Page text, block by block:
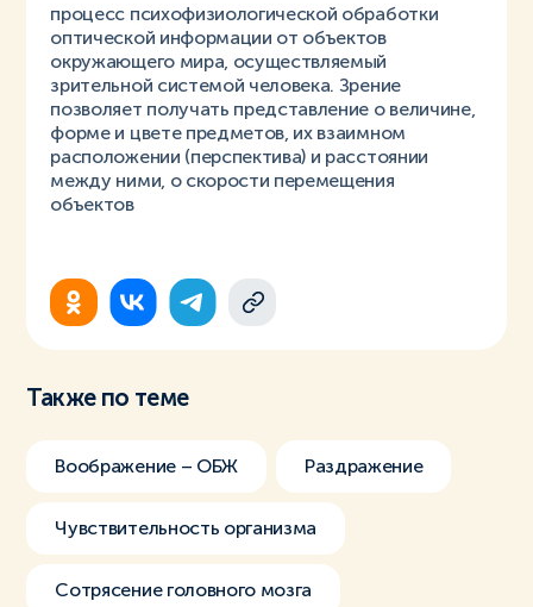
процесс психофизиологической обработки
оптической информации от объектов
окружающего мира, осуществляемый
зрительной системой человека. Зрение
позволяет получать представление о величине,
форме и цвете предметов, их взаимном
расположении (перспектива) и расстоянии
между ними, о скорости перемещения
объектов
Также по теме
Воображение – ОБЖ Раздражение
Чувствительность организма
Сотрясение головного мозга